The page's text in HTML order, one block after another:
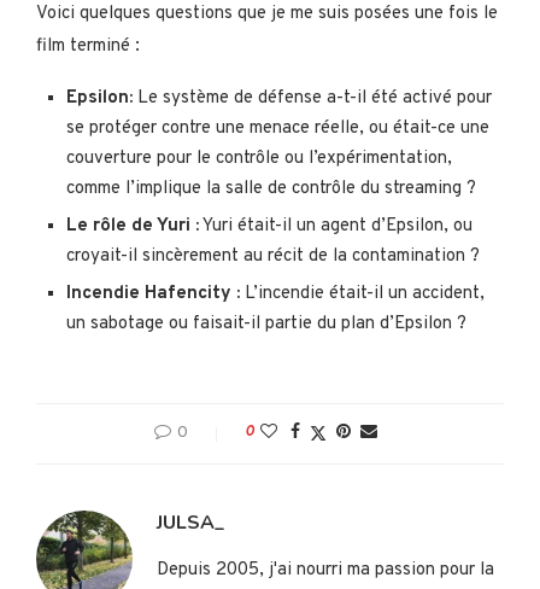
Voici quelques questions que je me suis posées une fois le
film terminé :
Epsilon: Le système de défense a-t-il été activé pour
se protéger contre une menace réelle, ou était-ce une
couverture pour le contrôle ou l’expérimentation,
comme l’implique la salle de contrôle du streaming ?
Le rôle de Yuri :Yuri était-il un agent d’Epsilon, ou
croyait-il sincèrement au récit de la contamination ?
Incendie Hafencity : L’incendie était-il un accident,
un sabotage ou faisait-il partie du plan d’Epsilon ?
0 0
JULSA_
Depuis 2005, j'ai nourri ma passion pour la